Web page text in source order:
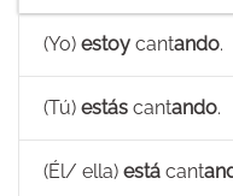
(Yo) estoy cantando.
(Tú) estás cantando.
(Él/ ella) está cant